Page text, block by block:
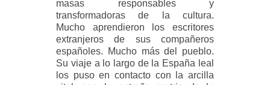
masas responsables y
transformadoras de la cultura.
Mucho aprendieron los escritores
extranjeros de sus compañeros
españoles. Mucho más del pueblo.
Su viaje a lo largo de la España leal
los puso en contacto con la arcilla